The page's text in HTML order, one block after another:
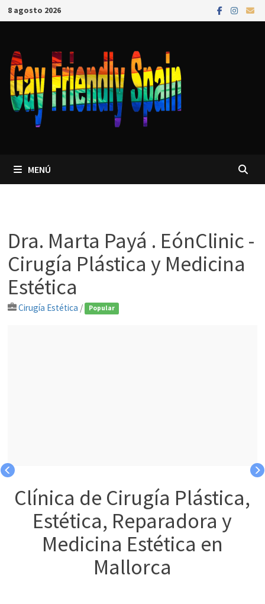
8 agosto 2026
MENÚ
Dra. Marta Payá . EónClinic -
Cirugía Plástica y Medicina
Estética
Cirugía Estética / Popular
Clínica de Cirugía Plástica,
Estética, Reparadora y
Medicina Estética en
Mallorca